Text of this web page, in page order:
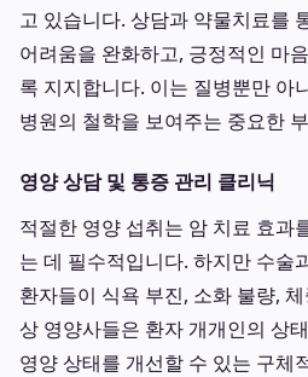
고 있습니다. 상담과 약물치료를
어려움을 완화하고, 긍정적인 마
록 지지합니다. 이는 질병뿐만 아
병원의 철학을 보여주는 중요한
영양 상담 및 통증 관리 클리닉
적절한 영양 섭취는 암 치료 효과
는 데 필수적입니다. 하지만 수술
환자들이 식욕 부진, 소화 불량,
상 영양사들은 환자 개개인의 상
영양 상태를 개선할 수 있는 구체